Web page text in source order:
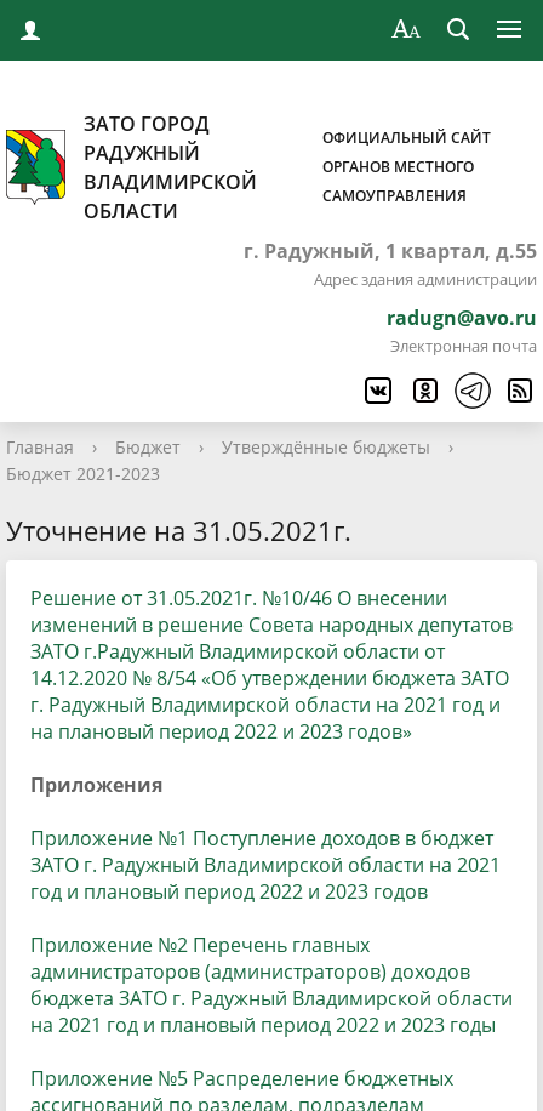
ЗАТО ГОРОД
РАДУЖНЫЙ
ВЛАДИМИРСКОЙ
ОБЛАСТИ
ОФИЦИАЛЬНЫЙ САЙТ
ОРГАНОВ МЕСТНОГО
САМОУПРАВЛЕНИЯ
г. Радужный, 1 квартал, д.55
Адрес здания администрации
radugn@avo.ru
Электронная почта
Главная › Бюджет › Утверждённые бюджеты
›
Бюджет 2021-2023
Уточнение на 31.05.2021г.
Решение от 31.05.2021г. №10/46 О внесении
изменений в решение Совета народных депутатов
ЗАТО г.Радужный Владимирской области от
14.12.2020 № 8/54 «Об утверждении бюджета ЗАТО
г. Радужный Владимирской области на 2021 год и
на плановый период 2022 и 2023 годов»
Приложения
Приложение №1 Поступление доходов в бюджет
ЗАТО г. Радужный Владимирской области на 2021
год и плановый период 2022 и 2023 годов
Приложение №2 Перечень главных
администраторов (администраторов) доходов
бюджета ЗАТО г. Радужный Владимирской области
на 2021 год и плановый период 2022 и 2023 годы
Приложение №5 Распределение бюджетных
ассигнований по разделам, подразделам